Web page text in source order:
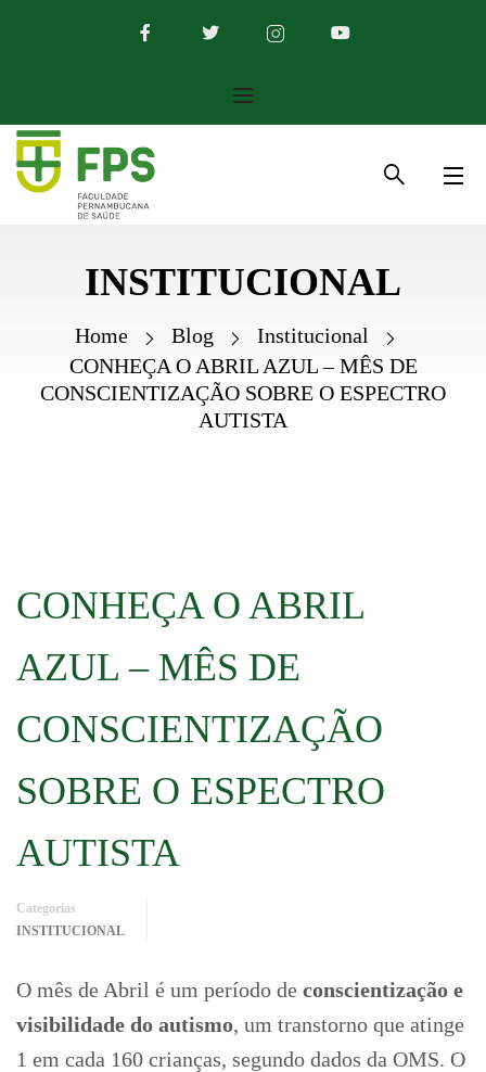
INSTITUCIONAL
Home Blog
Institucional
CONHEÇA O ABRIL AZUL – MÊS DE
CONSCIENTIZAÇÃO SOBRE O ESPECTRO
AUTISTA
CONHEÇA O ABRIL
AZUL – MÊS DE
CONSCIENTIZAÇÃO
SOBRE O ESPECTRO
AUTISTA
Categorias
INSTITUCIONAL
O mês de Abril é um período de conscientização e
visibilidade do autismo, um transtorno que atinge
1 em cada 160 crianças, segundo dados da OMS. O